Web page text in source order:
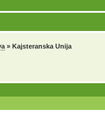
» Kajsteranska Unija